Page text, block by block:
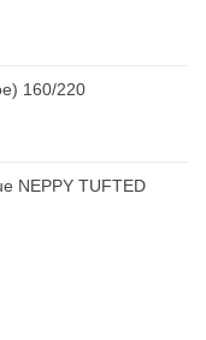
160/220
NEPPY TUFTED